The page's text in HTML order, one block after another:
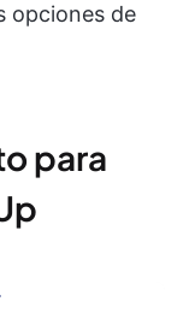
opciones de
para